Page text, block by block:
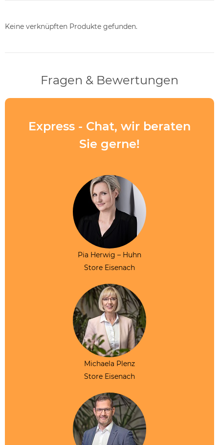
Keine verknüpften Produkte gefunden.
Fragen & Bewertungen
Express - Chat, wir beraten
Sie gerne!
Pia Herwig – Huhn
Store Eisenach
Michaela Plenz
Store Eisenach